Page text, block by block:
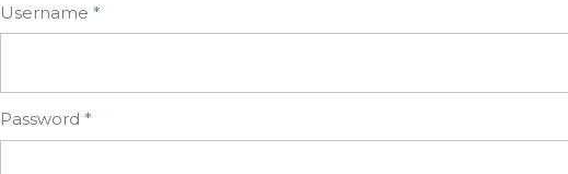
Username *
Password *